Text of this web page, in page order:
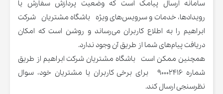
سامانه ارسال پیامک است که وضعیت پردازش سفارش یا
رویدادها، خدمات و سرویس‌های ویژه باشگاه مشتریان شرکت
ابراهیم را به اطلاع کاربران می‌رساند و روشن است که امکان
دریافت پیام‌های شما از طریق آن وجود ندارد.
همچنین ممکن است باشگاه مشتریان شرکت ابراهیم از طریق
شماره 90002416 برای برخی کاربران یا مشتریان خود، سوال
نظرسنجی ارسال کند.